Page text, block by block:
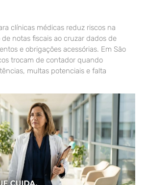
clínicas médicas reduz riscos na
de notas fiscais ao cruzar dados de
e obrigações acessórias. Em São
trocam de contador quando
multas potenciais e falta